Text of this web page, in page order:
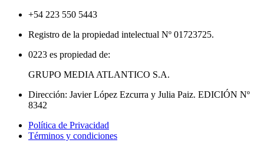
+54 223 550 5443
Registro de la propiedad intelectual Nº 01723725.
0223 es propiedad de:
GRUPO MEDIA ATLANTICO S.A.
Dirección: Javier López Ezcurra y Julia Paiz. EDICIÓN Nº
8342
Política de Privacidad
Términos y condiciones